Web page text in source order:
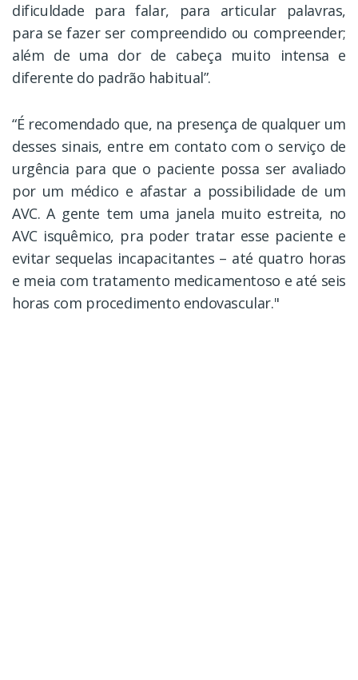
dificuldade para falar, para articular palavras,
para se fazer ser compreendido ou compreender;
além de uma dor de cabeça muito intensa e
diferente do padrão habitual”.
“É recomendado que, na presença de qualquer um
desses sinais, entre em contato com o serviço de
urgência para que o paciente possa ser avaliado
por um médico e afastar a possibilidade de um
AVC. A gente tem uma janela muito estreita, no
AVC isquêmico, pra poder tratar esse paciente e
evitar sequelas incapacitantes – até quatro horas
e meia com tratamento medicamentoso e até seis
horas com procedimento endovascular."